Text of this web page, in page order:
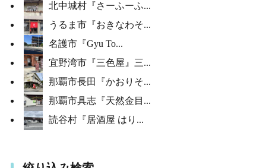
北中城村『さーふーふ...
うるま市『おきなわそ...
名護市『Gyu To...
宜野湾市『三色屋』三...
那覇市長田『かおりそ...
那覇市具志『天然金目...
読谷村『居酒屋 はり...